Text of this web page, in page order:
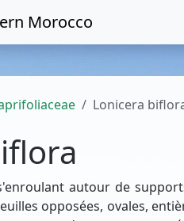
Morocco
Lonicera
autour de
opposées, ovales,